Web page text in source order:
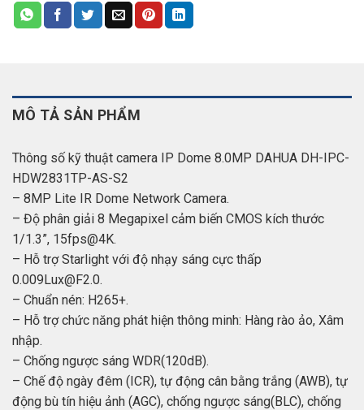
MÔ TẢ SẢN PHẨM
Thông số kỹ thuật camera IP Dome 8.0MP DAHUA DH-IPC-
HDW2831TP-AS-S2
– 8MP Lite IR Dome Network Camera.
– Độ phân giải 8 Megapixel cảm biến CMOS kích thước
1/1.3”, 15fps@4K.
– Hỗ trợ Starlight với độ nhạy sáng cực thấp
0.009Lux@F2.0.
– Chuẩn nén: H265+.
– Hỗ trợ chức năng phát hiện thông minh: Hàng rào ảo, Xâm
nhập.
– Chống ngược sáng WDR(120dB).
– Chế độ ngày đêm (ICR), tự động cân bằng trắng (AWB), tự
động bù tín hiệu ảnh (AGC), chống ngược sáng(BLC), chống